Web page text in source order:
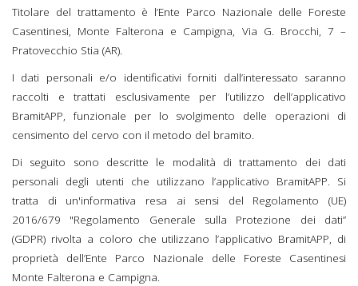
Titolare del trattamento è l’Ente Parco Nazionale delle Foreste
Casentinesi, Monte Falterona e Campigna, Via G. Brocchi, 7 –
Pratovecchio Stia (AR).
I dati personali e/o identificativi forniti dall’interessato saranno
raccolti e trattati esclusivamente per l’utilizzo dell’applicativo
BramitAPP, funzionale per lo svolgimento delle operazioni di
censimento del cervo con il metodo del bramito.
Di seguito sono descritte le modalità di trattamento dei dati
personali degli utenti che utilizzano l’applicativo BramitAPP. Si
tratta di un'informativa resa ai sensi del Regolamento (UE)
2016/679 "Regolamento Generale sulla Protezione dei dati”
(GDPR) rivolta a coloro che utilizzano l’applicativo BramitAPP, di
proprietà dell’Ente Parco Nazionale delle Foreste Casentinesi
Monte Falterona e Campigna.